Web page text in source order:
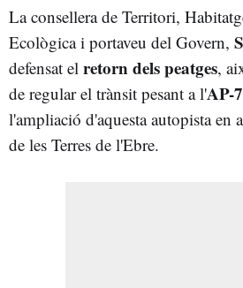
La consellera de Territori,
Ecològica i portaveu del Govern,
defensat el retorn dels peatges,
de regular el trànsit pesant a l'AP-7
l'ampliació d'aquesta autopista en
de les Terres de l'Ebre.